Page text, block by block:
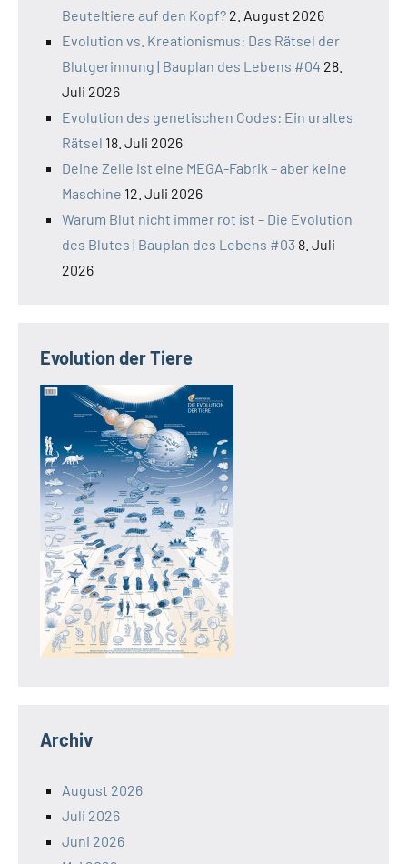
Beuteltiere auf den Kopf? 2. August 2026
Evolution vs. Kreationismus: Das Rätsel der
Blutgerinnung | Bauplan des Lebens #04 28.
Juli 2026
Evolution des genetischen Codes: Ein uraltes
Rätsel 18. Juli 2026
Deine Zelle ist eine MEGA-Fabrik – aber keine
Maschine 12. Juli 2026
Warum Blut nicht immer rot ist – Die Evolution
des Blutes | Bauplan des Lebens #03 8. Juli
2026
Evolution der Tiere
Archiv
August 2026
Juli 2026
Juni 2026